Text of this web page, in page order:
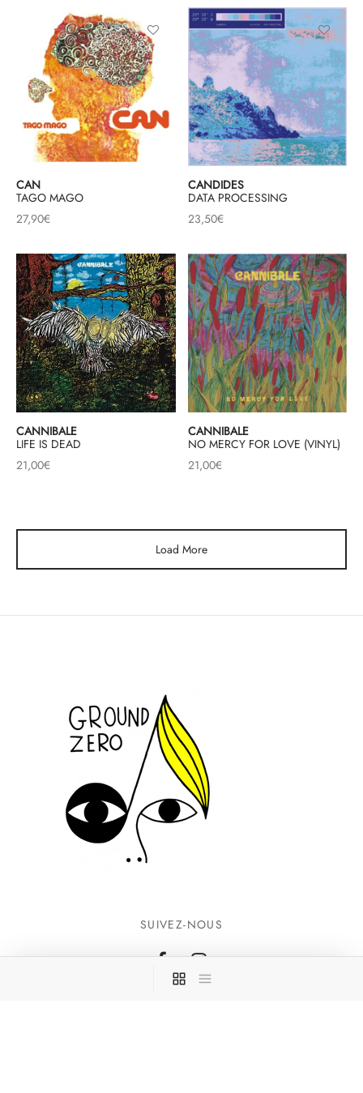
CAN
TAGO MAGO
27,90€
CANDIDES
DATA PROCESSING
23,50€
CANNIBALE
LIFE IS DEAD
21,00€
CANNIBALE
NO MERCY FOR LOVE (VINYL)
21,00€
Load More
SUIVEZ-NOUS